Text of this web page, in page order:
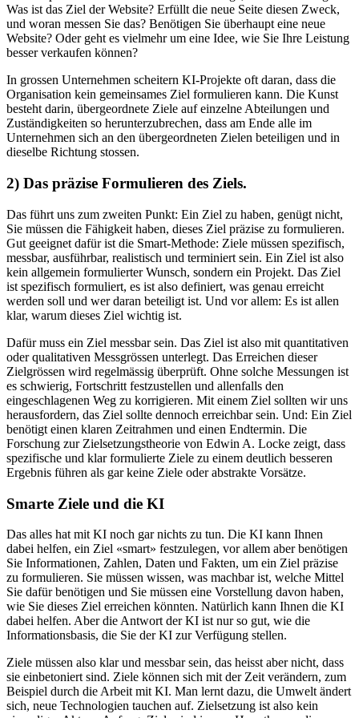
Was ist das Ziel der Website? Erfüllt die neue Seite diesen Zweck,
und woran messen Sie das? Benötigen Sie überhaupt eine neue
Website? Oder geht es vielmehr um eine Idee, wie Sie Ihre Leistung
besser verkaufen können?
In grossen Unternehmen scheitern KI-Projekte oft daran, dass die
Organisation kein gemeinsames Ziel formulieren kann. Die Kunst
besteht darin, übergeordnete Ziele auf einzelne Abteilungen und
Zuständigkeiten so herunterzubrechen, dass am Ende alle im
Unternehmen sich an den übergeordneten Zielen beteiligen und in
dieselbe Richtung stossen.
2) Das präzise Formulieren des Ziels.
Das führt uns zum zweiten Punkt: Ein Ziel zu haben, genügt nicht,
Sie müssen die Fähigkeit haben, dieses Ziel präzise zu formulieren.
Gut geeignet dafür ist die Smart-Methode: Ziele müssen spezifisch,
messbar, ausführbar, realistisch und terminiert sein. Ein Ziel ist also
kein allgemein formulierter Wunsch, sondern ein Projekt. Das Ziel
ist spezifisch formuliert, es ist also definiert, was genau erreicht
werden soll und wer daran beteiligt ist. Und vor allem: Es ist allen
klar, warum dieses Ziel wichtig ist.
Dafür muss ein Ziel messbar sein. Das Ziel ist also mit quantitativen
oder qualitativen Messgrössen unterlegt. Das Erreichen dieser
Zielgrössen wird regelmässig überprüft. Ohne solche Messungen ist
es schwierig, Fortschritt festzustellen und allenfalls den
eingeschlagenen Weg zu korrigieren. Mit einem Ziel sollten wir uns
herausfordern, das Ziel sollte dennoch erreichbar sein. Und: Ein Ziel
benötigt einen klaren Zeitrahmen und einen Endtermin. Die
Forschung zur Zielsetzungstheorie von Edwin A. Locke zeigt, dass
spezifische und klar formulierte Ziele zu einem deutlich besseren
Ergebnis führen als gar keine Ziele oder abstrakte Vorsätze.
Smarte Ziele und die KI
Das alles hat mit KI noch gar nichts zu tun. Die KI kann Ihnen
dabei helfen, ein Ziel «smart» festzulegen, vor allem aber benötigen
Sie Informationen, Zahlen, Daten und Fakten, um ein Ziel präzise
zu formulieren. Sie müssen wissen, was machbar ist, welche Mittel
Sie dafür benötigen und Sie müssen eine Vorstellung davon haben,
wie Sie dieses Ziel erreichen könnten. Natürlich kann Ihnen die KI
dabei helfen. Aber die Antwort der KI ist nur so gut, wie die
Informationsbasis, die Sie der KI zur Verfügung stellen.
Ziele müssen also klar und messbar sein, das heisst aber nicht, dass
sie einbetoniert sind. Ziele können sich mit der Zeit verändern, zum
Beispiel durch die Arbeit mit KI. Man lernt dazu, die Umwelt ändert
sich, neue Technologien tauchen auf. Zielsetzung ist also kein